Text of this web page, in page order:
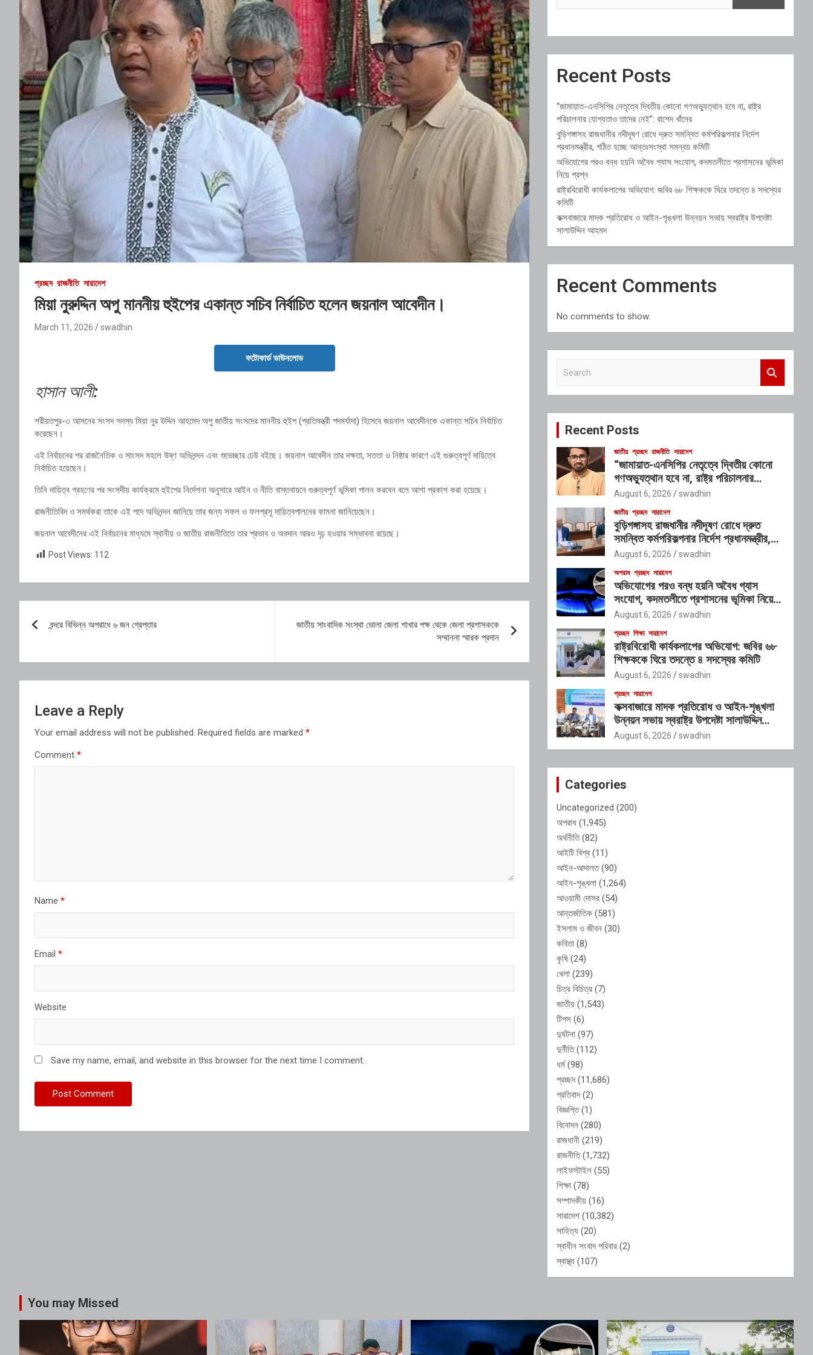
প্রচ্ছদ রাজনীতি সারাদেশ
মিয়া নুরুদ্দিন অপু মাননীয় হুইপের একান্ত সচিব নির্বাচিত হলেন জয়নাল আবেদীন।
March 11, 2026 swadhin
ফটোকার্ড ডাউনলোড
হাসান আলী:
শরীয়তপুর-৩ আসনের সংসদ সদস্য মিয়া নুর উদ্দিন আহমেদ অপু জাতীয় সংসদের মাননীয় হুইপ (প্রতিমন্ত্রী পদমর্যাদা) হিসেবে জয়নাল আবেদীনকে একান্ত সচিব নির্বাচিত
করেছেন।
এই নির্বাচনের পর রাজনৈতিক ও সাংসদ মহলে উষ্ণ অভিনন্দন এবং শুভেচ্ছার ঢেউ বইছে। জয়নাল আবেদীন তার দক্ষতা, সততা ও নিষ্ঠার কারণে এই গুরুত্বপূর্ণ দায়িত্বে
নির্বাচিত হয়েছেন।
তিনি দায়িত্ব গ্রহণের পর সংসদীয় কার্যক্রমে হুইপের নির্দেশনা অনুসারে আইন ও নীতি বাস্তবায়নে গুরুত্বপূর্ণ ভূমিকা পালন করবেন বলে আশা প্রকাশ করা হয়েছে।
রাজনীতিবিদ ও সমর্থকরা তাকে এই পদে অভিনন্দন জানিয়ে তার জন্য সফল ও ফলপ্রসূ দায়িত্বপালনের কামনা জানিয়েছেন।
জয়নাল আবেদীনের এই নির্বাচনের মাধ্যমে স্থানীয় ও জাতীয় রাজনীতিতে তার প্রভাব ও অবদান আরও দৃঢ় হওয়ার সম্ভাবনা রয়েছে।
Post Views: 112
navigation
বন্দরে বিভিন্ন অপরাধে ৬ জন গ্রেপ্তার
জাতীয় সাংবাদিক সংস্থা ভোলা জেলা শাখার পক্ষ থেকে জেলা প্রশাসককে
সম্মাননা স্মারক প্রদান
Leave a Reply
Your email address will not be published. Required fields are marked *
Comment *
Name *
Email *
Website
Save my name, email, and website in this browser for the next time I comment.
Recent Posts
“জামায়াত-এনসিপির নেতৃত্বে দ্বিতীয় কোনো গণঅভ্যুত্থান হবে না, রাষ্ট্র
পরিচালনার যোগ্যতাও তাদের নেই”: রাশেদ খাঁনের
বুড়িগঙ্গাসহ রাজধানীর নদীদূষণ রোধে দ্রুত সমন্বিত কর্মপরিকল্পনার নির্দেশ
প্রধানমন্ত্রীর, গঠিত হচ্ছে আন্তঃসংস্থা সমন্বয় কমিটি
অভিযোগের পরও বন্ধ হয়নি অবৈধ গ্যাস সংযোগ, কদমতলীতে প্রশাসনের ভূমিকা
নিয়ে প্রশ্ন
রাষ্ট্রবিরোধী কার্যকলাপের অভিযোগ: জবির ৬৮ শিক্ষককে ঘিরে তদন্তে ৪ সদস্যের
কমিটি
কক্সবাজারে মাদক প্রতিরোধ ও আইন-শৃঙ্খলা উন্নয়ন সভায় স্বরাষ্ট্র উপদেষ্টা
সালাউদ্দিন আহমদ
Recent Comments
No comments to show.
c
Recent Posts
জাতীয় প্রচ্ছদ রাজনীতি সারাদেশ
“জামায়াত-এনসিপির নেতৃত্বে দ্বিতীয় কোনো
গণঅভ্যুত্থান হবে না, রাষ্ট্র পরিচালনার
যোগ্যতাও তাদের নেই”: রাশেদ খাঁনের
August 6, 2026 swadhin
জাতীয় প্রচ্ছদ সারাদেশ
বুড়িগঙ্গাসহ রাজধানীর নদীদূষণ রোধে দ্রুত
সমন্বিত কর্মপরিকল্পনার নির্দেশ প্রধানমন্ত্রীর,
গঠিত হচ্ছে আন্তঃসংস্থা সমন্বয় কমিটি
August 6, 2026 swadhin
অপরাধ প্রচ্ছদ সারাদেশ
অভিযোগের পরও বন্ধ হয়নি অবৈধ গ্যাস
সংযোগ, কদমতলীতে প্রশাসনের ভূমিকা নিয়ে
প্রশ্ন
August 6, 2026 swadhin
প্রচ্ছদ শিক্ষা সারাদেশ
রাষ্ট্রবিরোধী কার্যকলাপের অভিযোগ: জবির ৬৮
শিক্ষককে ঘিরে তদন্তে ৪ সদস্যের কমিটি
August 6, 2026 swadhin
প্রচ্ছদ সারাদেশ
কক্সবাজারে মাদক প্রতিরোধ ও আইন-শৃঙ্খলা
উন্নয়ন সভায় স্বরাষ্ট্র উপদেষ্টা সালাউদ্দিন
আহমদ
August 6, 2026 swadhin
Categories
Uncategorized (200)
অপরাধ (1,945)
অর্থনীতি(82)
আইটি বিশ্ব (11)
আইন-আদালত(90)
আইন-শৃঙ্খলা (1,264)
আওয়ামী দোসর (54)
আন্তর্জাতিক (581)
ইসলাম ও জীবন (30)
কবিতা (8)
কৃষি (24)
খেলা (239)
চিত্র বিচিত্র (7)
জাতীয় (1,543)
টিপস (6)
দুর্ঘটনা (97)
দুর্নীতি(112)
ধর্ম(98)
প্রচ্ছদ(11,686)
প্রতিবাদ(2)
বিজ্ঞপ্তি(1)
বিনোদন (280)
রাজধানী (219)
রাজনীতি(1,732)
লাইফস্টাইল (55)
শিক্ষা (78)
সম্পাদকীয় (16)
সারাদেশ (10,382)
সাহিত্য (20)
স্বাধীন সংবাদ পরিবার (2)
স্বাস্থ্য (107)
You may Missed